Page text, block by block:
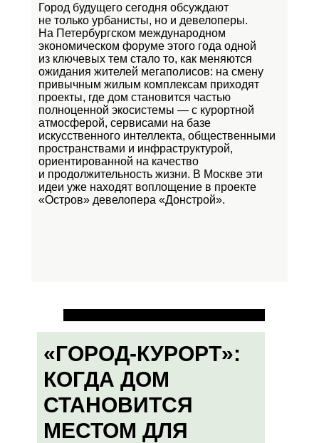
Город будущего сегодня обсуждают
не только урбанисты, но и девелоперы.
На Петербургском международном
экономическом форуме этого года одной
из ключевых тем стало то, как меняются
ожидания жителей мегаполисов: на смену
привычным жилым комплексам приходят
проекты, где дом становится частью
полноценной экосистемы — с курортной
атмосферой, сервисами на базе
искусственного интеллекта, общественными
пространствами и инфраструктурой,
ориентированной на качество
и продолжительность жизни. В Москве эти
идеи уже находят воплощение в проекте
«Остров» девелопера «Донстрой».
«ГОРОД-КУРОРТ»:
КОГДА ДОМ
СТАНОВИТСЯ
МЕСТОМ ДЛЯ